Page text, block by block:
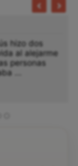
hizo dos
al alejarme
personas
...